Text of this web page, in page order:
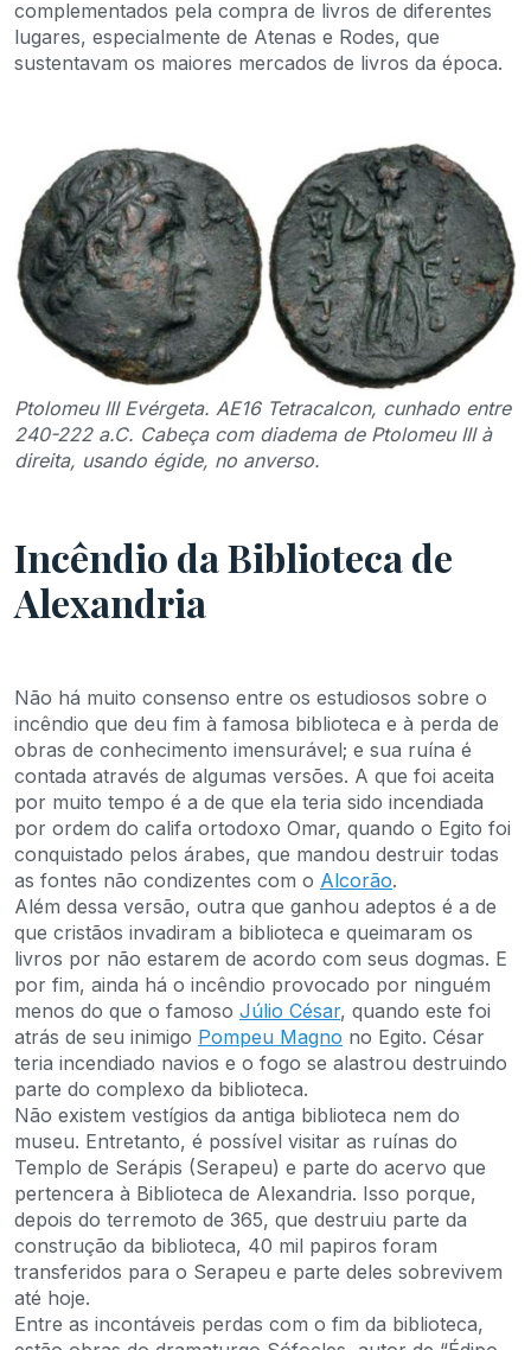
complementados pela compra de livros de diferentes
lugares, especialmente de Atenas e Rodes, que
sustentavam os maiores mercados de livros da época.
Ptolomeu III Evérgeta. AE16 Tetracalcon, cunhado entre
240-222 a.C. Cabeça com diadema de Ptolomeu III à
direita, usando égide, no anverso.
Incêndio da Biblioteca de
Alexandria
Não há muito consenso entre os estudiosos sobre o
incêndio que deu fim à famosa biblioteca e à perda de
obras de conhecimento imensurável; e sua ruína é
contada através de algumas versões. A que foi aceita
por muito tempo é a de que ela teria sido incendiada
por ordem do califa ortodoxo Omar, quando o Egito foi
conquistado pelos árabes, que mandou destruir todas
as fontes não condizentes com o Alcorão.
Além dessa versão, outra que ganhou adeptos é a de
que cristãos invadiram a biblioteca e queimaram os
livros por não estarem de acordo com seus dogmas. E
por fim, ainda há o incêndio provocado por ninguém
menos do que o famoso Júlio César, quando este foi
atrás de seu inimigo Pompeu Magno no Egito. César
teria incendiado navios e o fogo se alastrou destruindo
parte do complexo da biblioteca.
Não existem vestígios da antiga biblioteca nem do
museu. Entretanto, é possível visitar as ruínas do
Templo de Serápis (Serapeu) e parte do acervo que
pertencera à Biblioteca de Alexandria. Isso porque,
depois do terremoto de 365, que destruiu parte da
construção da biblioteca, 40 mil papiros foram
transferidos para o Serapeu e parte deles sobrevivem
até hoje.
Entre as incontáveis perdas com o fim da biblioteca,